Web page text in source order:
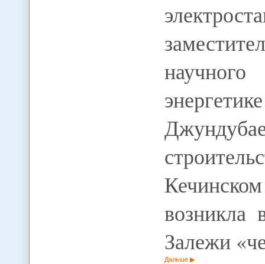
возникла
Залежи
Дальше